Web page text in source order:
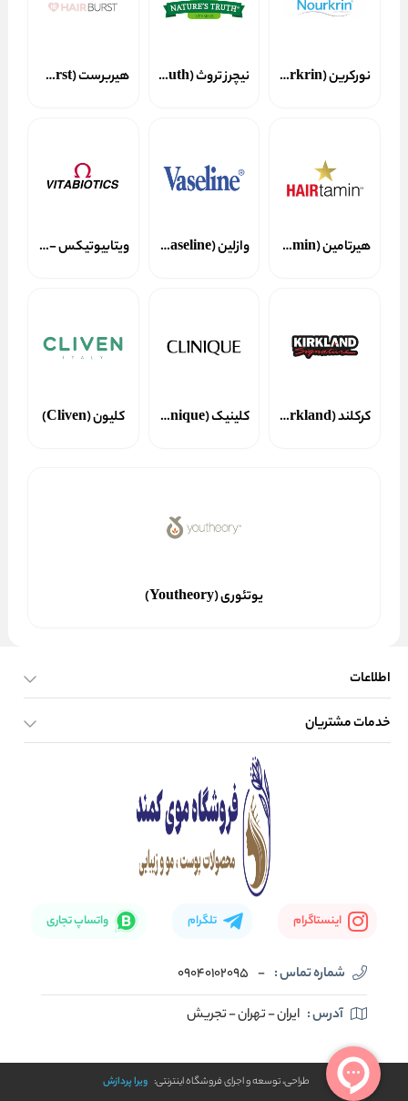
نورکرین (Nourkrin) نیچرز تروث (Nature`s truth) هیربرست (Hairburst)
هیرتامین (Hairtamin) وازلین (Vaseline) ویتابیوتیکس - vitabiotics
کرکلند (Kirkland) کلینیک (Clinique) کلیون (Cliven)
یوتئوری (Youtheory)
اطلاعات
صفحه اصلی
خدمات مشتریان
اینستاگرام تلگرام واتساپ تجاری
شماره تماس : -
09040102095
آدرس : ایران - تهران - تجریش
طراحی، توسعه و اجرای فروشگاه اینترنتی: ویرا پردازش